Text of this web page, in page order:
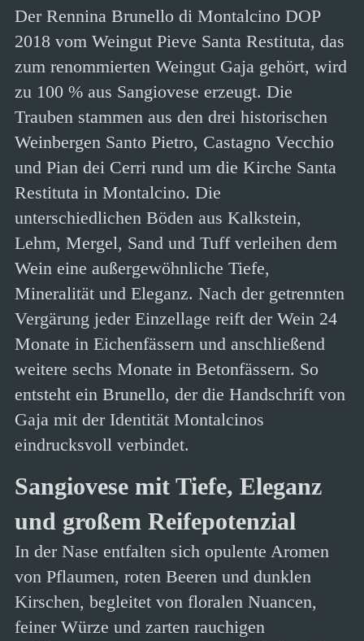
Der Rennina Brunello di Montalcino DOP
2018 vom Weingut Pieve Santa Restituta, das
zum renommierten Weingut Gaja gehört, wird
zu 100 % aus Sangiovese erzeugt. Die
Trauben stammen aus den drei historischen
Weinbergen Santo Pietro, Castagno Vecchio
und Pian dei Cerri rund um die Kirche Santa
Restituta in Montalcino. Die
unterschiedlichen Böden aus Kalkstein,
Lehm, Mergel, Sand und Tuff verleihen dem
Wein eine außergewöhnliche Tiefe,
Mineralität und Eleganz. Nach der getrennten
Vergärung jeder Einzellage reift der Wein 24
Monate in Eichenfässern und anschließend
weitere sechs Monate in Betonfässern. So
entsteht ein Brunello, der die Handschrift von
Gaja mit der Identität Montalcinos
eindrucksvoll verbindet.
Sangiovese mit Tiefe, Eleganz
und großem Reifepotenzial
In der Nase entfalten sich opulente Aromen
von Pflaumen, roten Beeren und dunklen
Kirschen, begleitet von floralen Nuancen,
feiner Würze und zarten rauchigen